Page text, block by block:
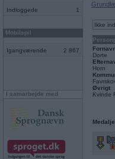
Indloggede 1
Mobilspil
Igangværende 2 867
I samarbejde med
Ikke
Dorte
Horn
Øvrigt
Kvinde